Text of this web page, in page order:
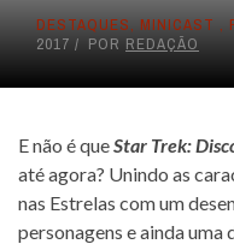
DESTAQUES, MINICAST ,
2017
POR REDAÇÃO
E não é queStar Trek:
até agora? Unindo as
nas Estrelas com um
personagens e ainda